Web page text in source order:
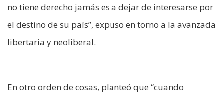
no tiene derecho jamás es a dejar de interesarse por
el destino de su país”, expuso en torno a la avanzada
libertaria y neoliberal.
En otro orden de cosas, planteó que “cuando